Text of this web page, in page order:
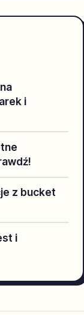
i
z bucket
i